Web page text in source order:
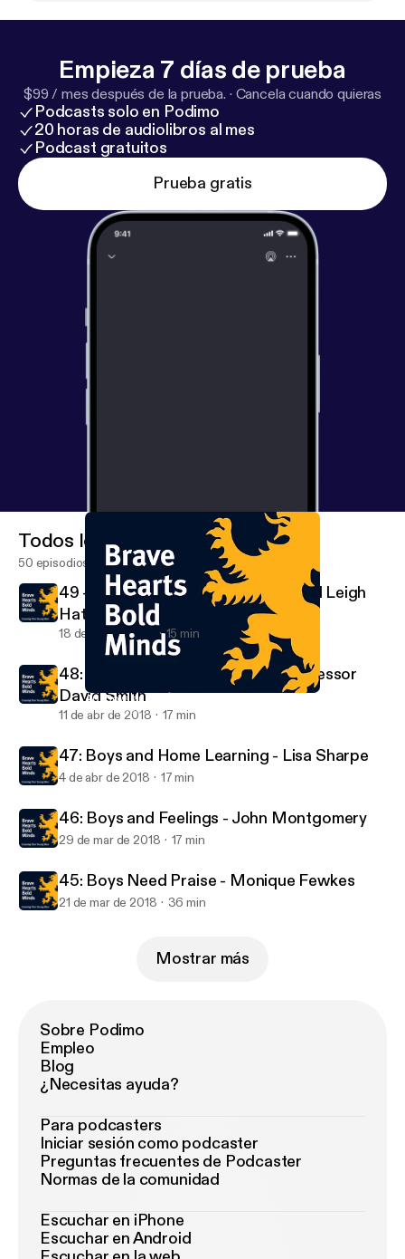
Empieza 7 días de prueba
$99 / mes después de la prueba. · Cancela cuando quieras
Podcasts solo en Podimo
20 horas de audiolibros al mes
Podcast gratuitos
Prueba gratis
46: Boys and Feelings - John Montgomery
Brave Hearts Bold Minds
Todos los episodios
50 episodios
49 - Series Final: Brad Entwistle and Leigh
Hatcher
18 de abr de 2018 15 min
48: Boys Need Collaboration - Professor
David Smith
11 de abr de 2018 17 min
47: Boys and Home Learning - Lisa Sharpe
4 de abr de 2018 17 min
46: Boys and Feelings - John Montgomery
29 de mar de 2018 17 min
45: Boys Need Praise - Monique Fewkes
21 de mar de 2018 36 min
Mostrar más
Sobre Podimo
Empleo
Blog
¿Necesitas ayuda?
Para podcasters
Iniciar sesión como podcaster
Preguntas frecuentes de Podcaster
Normas de la comunidad
Escuchar en iPhone
Escuchar en Android